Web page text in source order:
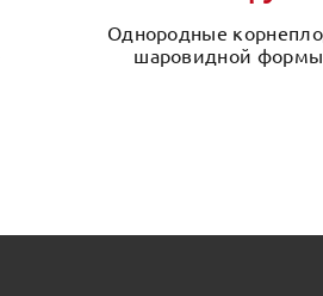
Однородные
шаровидной формы